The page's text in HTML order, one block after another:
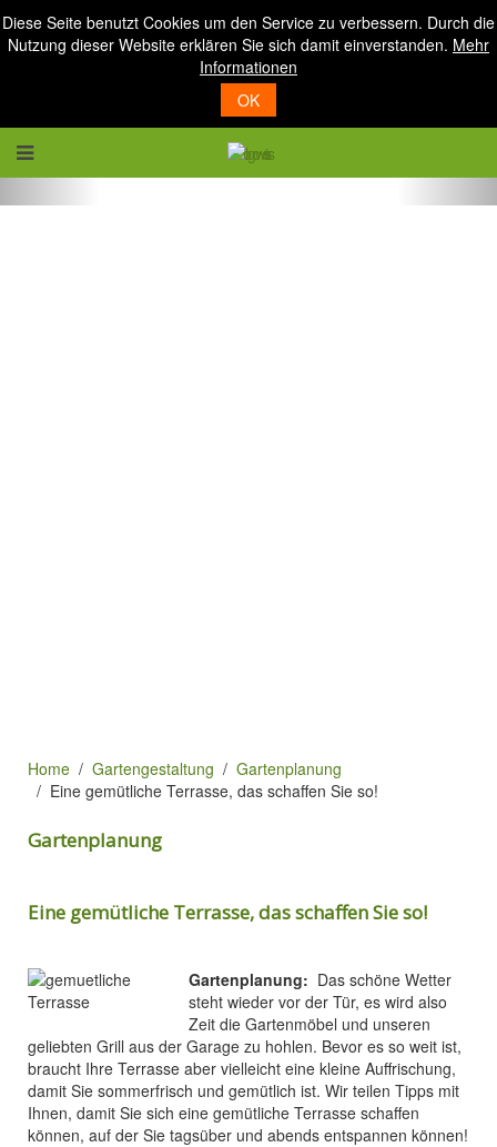
Diese Seite benutzt Cookies um den Service zu verbessern. Durch die
Nutzung dieser Website erklären Sie sich damit einverstanden. Mehr
Informationen
OK
Home Gartengestaltung
Gartenplanung
Eine gemütliche Terrasse, das schaffen Sie so!
Gartenplanung
Eine gemütliche Terrasse, das schaffen Sie so!
Gartenplanung: Das schöne Wetter
steht wieder vor der Tür, es wird also
Zeit die Gartenmöbel und unseren
geliebten Grill aus der Garage zu hohlen. Bevor es so weit ist,
braucht Ihre Terrasse aber vielleicht eine kleine Auffrischung,
damit Sie sommerfrisch und gemütlich ist. Wir teilen Tipps mit
Ihnen, damit Sie sich eine gemütliche Terrasse schaffen
können, auf der Sie tagsüber und abends entspannen können!